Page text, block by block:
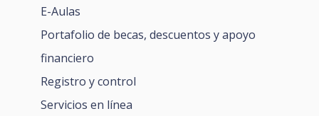
E-Aulas
Portafolio de becas, descuentos y apoyo
financiero
Registro y control
Servicios en línea